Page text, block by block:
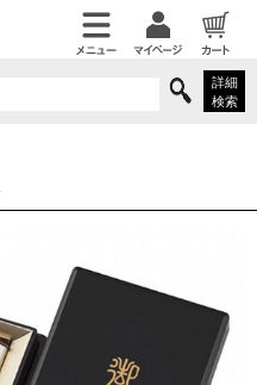
詳細
検索